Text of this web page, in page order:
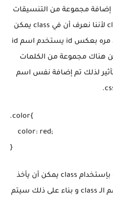
إضافة مجموعة من التنسيقات
على النصوص مع الخاصية class لأننا نعرف أن في class يمكن
استخدام اسم الـ class اكثر من مره بعكس id يستخدم اسم id
هناك مجموعة من الكلمات
لذلك تم إضافة نفس اسم
.color{
    color: red;
الآن تم إضافة تنسيق للكلمات بإستخدام class يمكن أن يأخذ
مجموعة من العناصر نفس اسم الـ class و بناء على ذلك سيتم